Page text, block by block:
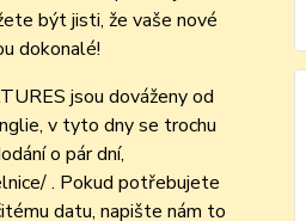
být jisti, že vaše nové
dokonalé!
jsou dováženy od
v tyto dny se trochu
o pár dní,
. Pokud potřebujete
datu, napište nám to